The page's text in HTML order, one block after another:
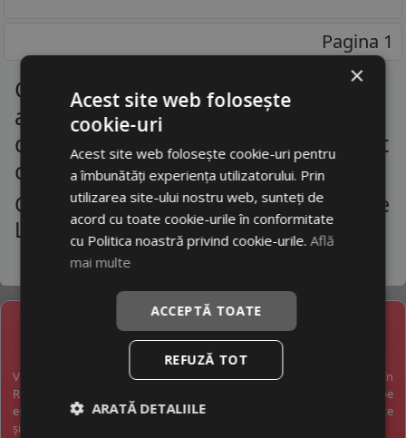
Pagina 1
Cauciucuri Bmw Z3 - Descopera
anvelopele pentru toate marcile
de masini la un raport calitate-pret
corect
Cauciucuri Bmw Z3 - Gama Variata De
La Producatori De Top
NEWSLETTER
Vreți să fiți la curent cu toate noutățile în industria anvelopelor în
România? Vreți să primiți pe email promoții exclusive? Abonați-vă pe
email și veți primi pe email o dată pe săptămână cele mai bune oferte
și noutăți.
×
Acest site web folosește
cookie-uri
Acest site web folosește cookie-uri pentru
a îmbunătăți experiența utilizatorului. Prin
utilizarea site-ului nostru web, sunteți de
acord cu toate cookie-urile în conformitate
cu Politica noastră privind cookie-urile.Află
mai multe
ACCEPTĂ TOATE
REFUZĂ TOT
ARATĂ DETALIILE